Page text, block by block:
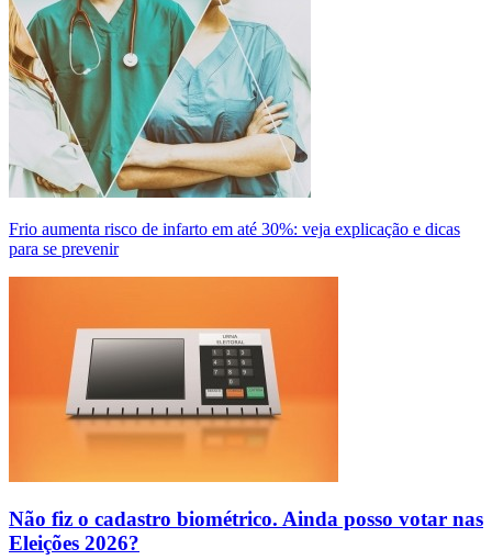
Frio aumenta risco de infarto em até 30%: veja explicação e dicas
para se prevenir
Não fiz o cadastro biométrico. Ainda posso votar nas
Eleições 2026?